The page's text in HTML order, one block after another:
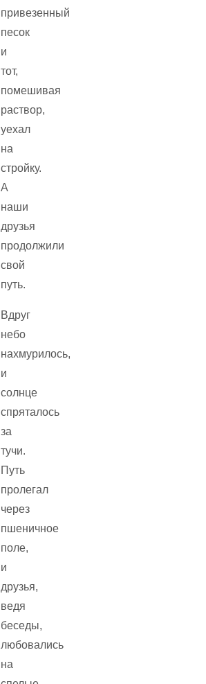
привезенный
песок
и
тот,
помешивая
раствор,
уехал
на
стройку.
А
наши
друзья
продолжили
свой
путь.
Вдруг
небо
нахмурилось,
и
солнце
спряталось
за
тучи.
Путь
пролегал
через
пшеничное
поле,
и
друзья,
ведя
беседы,
любовались
на